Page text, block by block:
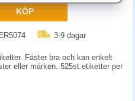
KÖP
3-9 dagar
Fäster bra och kan enkelt
eller märken. 525st etiketter per